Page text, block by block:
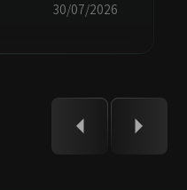
30/07/2026